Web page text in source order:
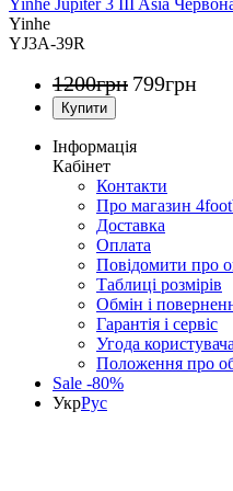
Yinhe
YJ3A-39R
1200грн 799грн
Інформація
Кабінет
Контакти
Про магазин
Доставка
Оплата
Повідомити про
Таблиці розмірів
Обмін і
Гарантія і сервіс
Угода користувача
Положення про
Sale -80%
УкрРус